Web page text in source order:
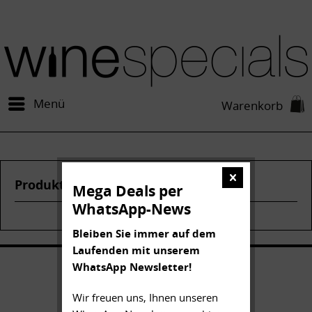
Menü Warenkorb
Produkte von Chateau Phelan Segur
Mega Deals per
WhatsApp-News
Bleiben Sie immer auf dem
Laufenden mit unserem
WhatsApp Newsletter!
Wir freuen uns, Ihnen unseren